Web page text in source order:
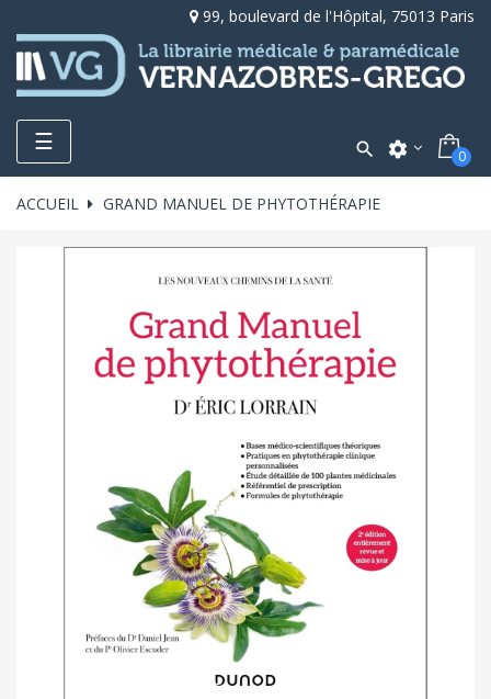
99, boulevard de l'Hôpital, 75013 Paris
Toggle
navigation
☰  settings 0
ACCUEIL GRAND MANUEL DE PHYTOTHÉRAPIE